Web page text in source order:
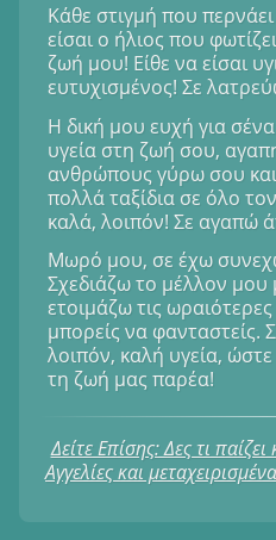
Κάθε στιγμή που
είσαι ο ήλιος που
ζωή μου! Είθε να είσαι
ευτυχισμένος! Σε
Η δική μου ευχή για σένα
υγεία στη ζωή σου,
ανθρώπους γύρω σου
πολλά ταξίδια σε όλο
καλά, λοιπόν! Σε αγαπώ
Μωρό μου, σε έχω
Σχεδιάζω το μέλλον μου
ετοιμάζω τις
μπορείς να φανταστείς.
λοιπόν, καλή υγεία,
τη ζωή μας παρέα!
Δείτε Επίσης: Δες τι
Αγγελίες και